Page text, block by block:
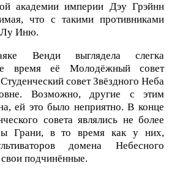
академии империи Дэу Грэйнн
что с такими противниками
Лу Иню.
Венди выглядела слегка
время её Молодёжный совет
совет Звёздного Неба
Возможно, другие с этим
ей это было неприятно. В конце
совета являлись не более
Грани, в то время как у них,
домена Небесного
подчинённые.